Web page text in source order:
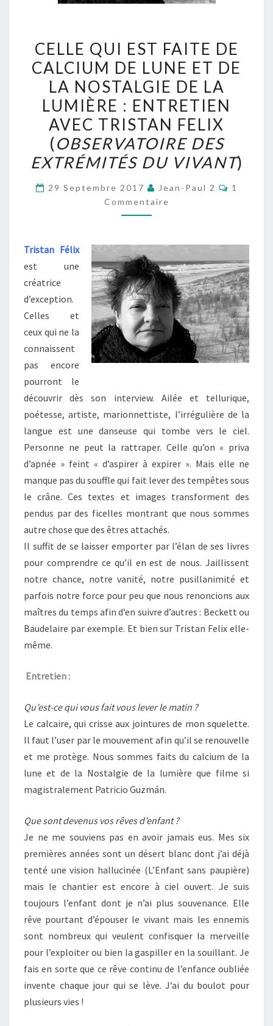
QUI
EST
FAITE
DE
CALCIUM
DE
LUNE
ET
DE
LA
NOSTALGIE
LA
LUMIÈRE
:
ENTRETIEN
AVEC
TRISTAN
FELIX
(OBSERVATOIRE
EXTRÉMITÉS
DU
VIVANT)
CELLE QUI EST FAITE DE
CALCIUM DE LUNE ET DE
LA NOSTALGIE DE LA
LUMIÈRE : ENTRETIEN
AVEC TRISTAN FELIX
(OBSERVATOIRE DES
EXTRÉMITÉS DU VIVANT)
29 Septembre 2017 Jean-Paul 2
1
Commentaire
Tristan Félix
est une
créatrice
d’exception.
Celles et
ceux qui ne la
connaissent
pas encore
pourront le
découvrir dès son interview. Ailée et tellurique,
poétesse, artiste, marionnettiste, l’irrégulière de la
langue est une danseuse qui tombe vers le ciel.
Personne ne peut la rattraper. Celle qu’on « priva
d’apnée » feint « d’aspirer à expirer ». Mais elle ne
manque pas du souffle qui fait lever des tempêtes sous
le crâne. Ces textes et images transforment des
pendus par des ficelles montrant que nous sommes
autre chose que des êtres attachés.
Il suffit de se laisser emporter par l’élan de ses livres
pour comprendre ce qu’il en est de nous. Jaillissent
notre chance, notre vanité, notre pusillanimité et
parfois notre force pour peu que nous renoncions aux
maîtres du temps afin d’en suivre d’autres : Beckett ou
Baudelaire par exemple. Et bien sur Tristan Felix elle-
même.
Entretien :
Qu’est-ce qui vous fait vous lever le matin ?
Le calcaire, qui crisse aux jointures de mon squelette.
Il faut l’user par le mouvement afin qu’il se renouvelle
et me protège. Nous sommes faits du calcium de la
lune et de la Nostalgie de la lumière que filme si
magistralement Patricio Guzmán.
Que sont devenus vos rêves d’enfant ?
Je ne me souviens pas en avoir jamais eus. Mes six
premières années sont un désert blanc dont j’ai déjà
tenté une vision hallucinée (L’Enfant sans paupière)
mais le chantier est encore à ciel ouvert. Je suis
toujours l’enfant dont je n’ai plus souvenance. Elle
rêve pourtant d’épouser le vivant mais les ennemis
sont nombreux qui veulent confisquer la merveille
pour l’exploiter ou bien la gaspiller en la souillant. Je
fais en sorte que ce rêve continu de l’enfance oubliée
invente chaque jour qui se lève. J’ai du boulot pour
plusieurs vies !